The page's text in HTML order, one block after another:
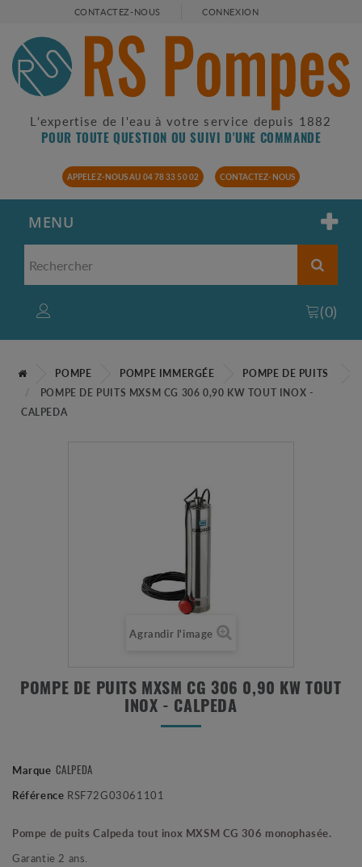
CONTACTEZ-NOUS CONNEXION
L'expertise de l'eau à votre service depuis 1882
POUR TOUTE QUESTION OU SUIVI D'UNE COMMANDE
APPELEZ-NOUS AU 04 78 33 50 02 CONTACTEZ-NOUS
MENU
(0)
POMPE POMPE IMMERGÉE
POMPE DE PUITS
POMPE DE PUITS MXSM CG 306 0,90 KW TOUT INOX -
CALPEDA
Agrandir l'image
POMPE DE PUITS MXSM CG 306 0,90 KW TOUT
INOX - CALPEDA
Marque CALPEDA
Référence RSF72G03061101
Pompe de puits Calpeda tout inox MXSM CG 306 monophasée.
Garantie 2 ans.